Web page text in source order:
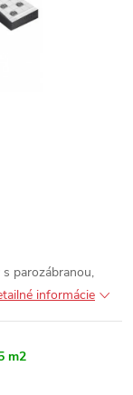
parozábranou,
informácie
m2